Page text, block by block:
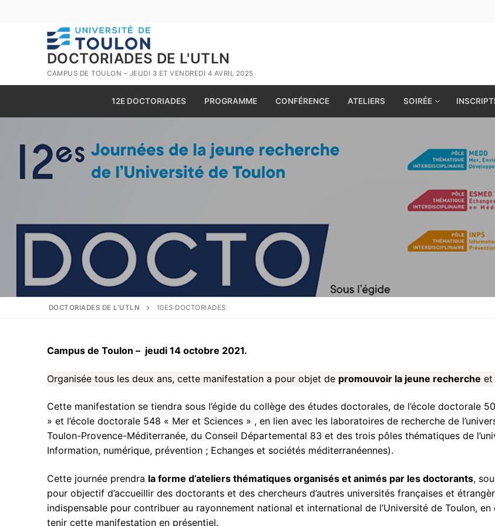
DOCTORIADES DE L'UTLN
CAMPUS DE TOULON – JEUDI 3 ET VENDREDI 4 AVRIL 2025
12E DOCTORIADES PROGRAMME CONFÉRENCE ATELIERS SOIRÉE
12e doctoriades
Programme
Conférence
Soirée
Résultats Concours 2025 MT180 Toulon
Inscriptions
Inscription Soirée Recherche 2025
Archives
Contacts
DOCTORIADES DE L'UTLN 10ES DOCTORIADES
Campus de Toulon – jeudi 14 octobre 2021.
Organisée tous les deux ans, cette manifestation a pour objet de promouvoir la jeune recherche et
Cette manifestation se tiendra sous l’égide du collège des études doctorales, de l’école doctorale
» et l’école doctorale 548 « Mer et Sciences » , en lien avec les laboratoires de recherche de
Toulon-Provence-Méditerranée, du Conseil Départemental 83 et des trois pôles thématiques de
Information, numérique, prévention ; Echanges et sociétés méditerranéennes).
Cette journée prendra la forme d’ateliers thématiques organisés et animés par les doctorants,
pour objectif d’accueillir des doctorants et des chercheurs d’autres universités françaises et
indispensable pour contribuer au rayonnement national et international de l’Université de Toulon,
tenir cette manifestation en présentiel.